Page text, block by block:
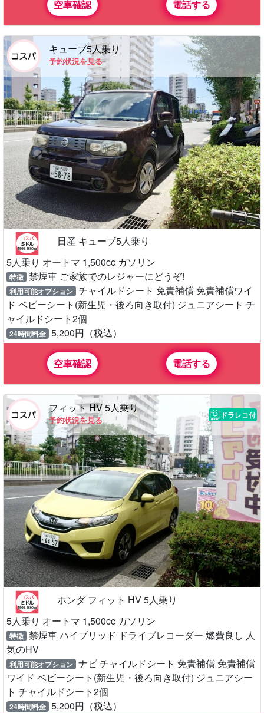
空車確認 電話する
キューブ5人乗り
予約状況を見る
日産 キューブ5人乗り
5人乗り オートマ 1,500cc ガソリン
特徴 禁煙車 ご家族でのレジャーにどうぞ!
利用可能オプション チャイルドシート 免責補償 免責補償ワイ
ド ベビーシート(新生児・後ろ向き取付) ジュニアシート チ
ャイルドシート2個
24時間料金 5,200円（税込）
空車確認 電話する
フィット HV 5人乗り
予約状況を見る
ドラレコ付
ホンダ フィット HV 5人乗り
5人乗り オートマ 1,500cc ガソリン
特徴 禁煙車 ハイブリッド ドライブレコーダー 燃費良し 人
気のHV
利用可能オプション ナビ チャイルドシート 免責補償 免責補償
ワイド ベビーシート(新生児・後ろ向き取付) ジュニアシー
ト チャイルドシート2個
24時間料金 5,200円（税込）